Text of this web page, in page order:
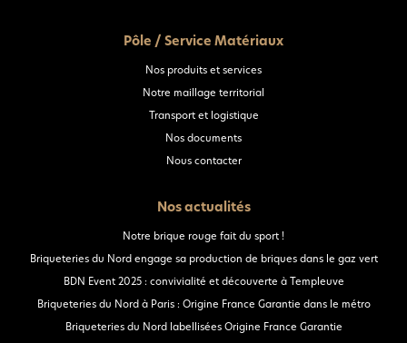
Pôle / Service Matériaux
Nos produits et services
Notre maillage territorial
Transport et logistique
Nos documents
Nous contacter
Nos actualités
Notre brique rouge fait du sport !
Briqueteries du Nord engage sa production de briques dans le gaz vert
BDN Event 2025 : convivialité et découverte à Templeuve
Briqueteries du Nord à Paris : Origine France Garantie dans le métro
Briqueteries du Nord labellisées Origine France Garantie